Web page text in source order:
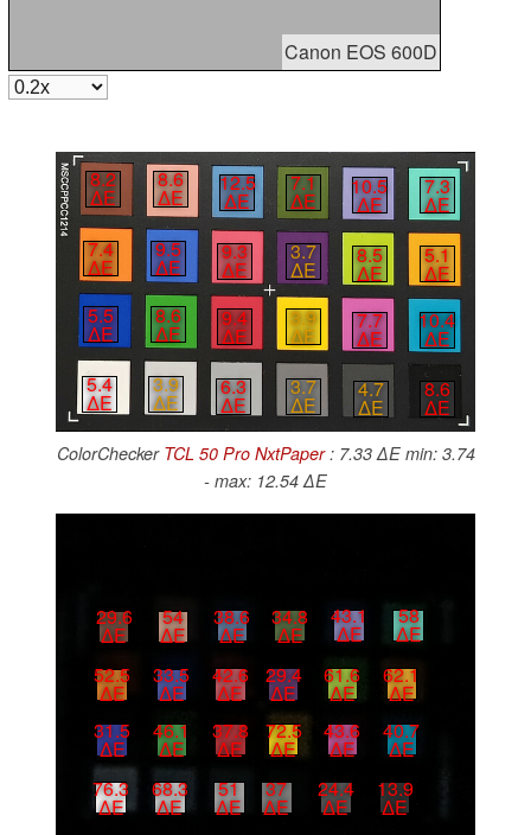
Canon EOS 600D
8.2
∆E
8.6
∆E
12.5
∆E
7.1
∆E
10.5
∆E
7.3
∆E
7.4
∆E
9.5
∆E
9.3
∆E
3.7
∆E
8.5
∆E
5.1
∆E
5.5
∆E
8.6
∆E
9.4
∆E
3.9
∆E
7.7
∆E
10.4
∆E
5.4
∆E
3.9
∆E
6.3
∆E
3.7
∆E
4.7
∆E
8.6
∆E
ColorChecker TCL 50 Pro NxtPaper: 7.33 ∆E min: 3.74
- max: 12.54 ∆E
29.6
∆E
54
∆E
38.6
∆E
34.8
∆E
43.1
∆E
58
∆E
52.5
∆E
33.5
∆E
42.6
∆E
29.4
∆E
61.6
∆E
62.1
∆E
31.5
∆E
46.1
∆E
37.8
∆E
72.5
∆E
43.6
∆E
40.7
∆E
76.3
∆E
68.3
∆E
51
∆E
37
∆E
24.4
∆E
13.9
∆E